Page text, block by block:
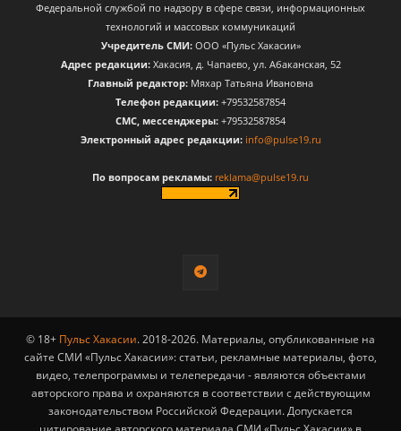
Федеральной службой по надзору в сфере связи, информационных
технологий и массовых коммуникаций
Учредитель СМИ:ООО «Пульс Хакасии»
Адрес редакции:Хакасия, д. Чапаево, ул. Абаканская, 52
Главный редактор: Мяхар Татьяна Ивановна
Телефон редакции: +79532587854
CМС, мессенджеры: +79532587854
Электронный адрес редакции: info@pulse19.ru
По вопросам рекламы: reklama@pulse19.ru
© 18+ Пульс Хакасии. 2018-2026. Материалы, опубликованные на
сайте СМИ «Пульс Хакасии»: статьи, рекламные материалы, фото,
видео, телепрограммы и телепередачи - являются объектами
авторского права и охраняются в соответствии с действующим
законодательством Российской Федерации. Допускается